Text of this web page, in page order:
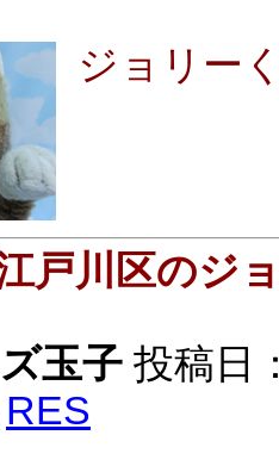
ジョリー
戸川区のジ
玉子 投稿日
RES